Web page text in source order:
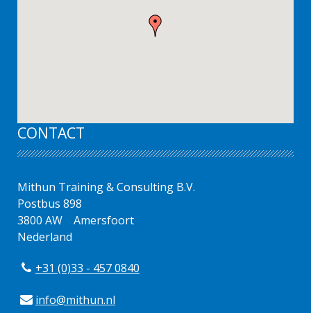
CONTACT
Mithun Training & Consulting B.V.
Postbus 898
3800 AW
Amersfoort
Nederland
+31 (0)33 - 457 0840
info@mithun.nl